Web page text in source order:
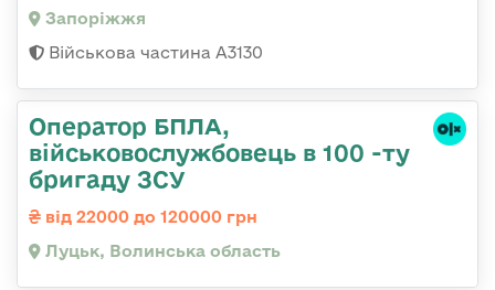
Запоріжжя
Військова частина А3130
Оператор БПЛА,
військовослужбовець в 100 -ту
бригаду ЗСУ
від 22000 до 120000 грн
Луцьк, Волинська область